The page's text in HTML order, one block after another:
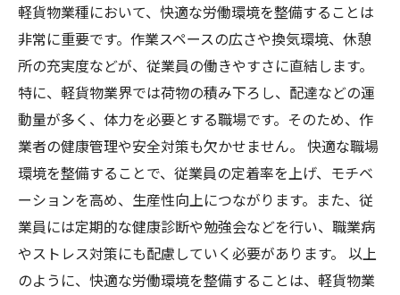
軽貨物業種において、快適な労働環境を整備することは
非常に重要です。作業スペースの広さや換気環境、休憩
所の充実度などが、従業員の働きやすさに直結します。
特に、軽貨物業界では荷物の積み下ろし、配達などの運
動量が多く、体力を必要とする職場です。そのため、作
業者の健康管理や安全対策も欠かせません。 快適な職場
環境を整備することで、従業員の定着率を上げ、モチベ
ーションを高め、生産性向上につながります。また、従
業員には定期的な健康診断や勉強会などを行い、職業病
やストレス対策にも配慮していく必要があります。 以上
のように、快適な労働環境を整備することは、軽貨物業